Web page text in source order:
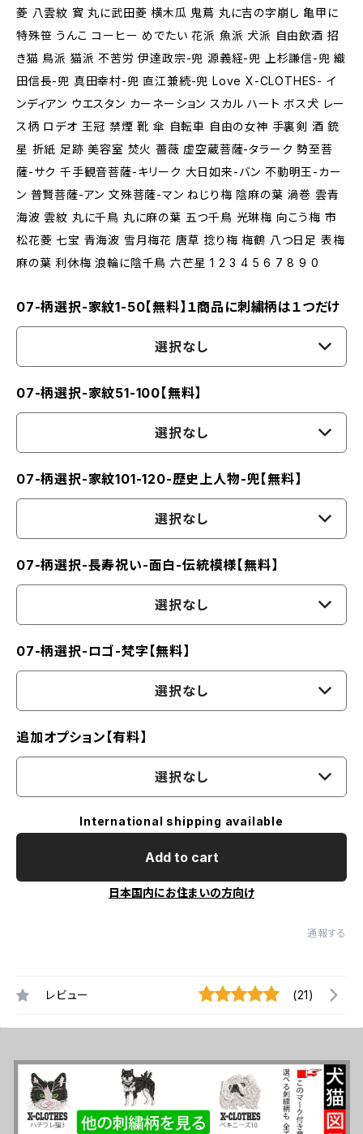
菱 八雲紋 寳 丸に武田菱 横木瓜 鬼蔦 丸に吉の字崩し 亀甲に
特殊笹 うんこ コーヒー めでたい 花派 魚派 犬派 自由飲酒 招
き猫 鳥派 猫派 不苦労 伊達政宗-兜 源義経-兜 上杉謙信-兜 織
田信長-兜 真田幸村-兜 直江兼続-兜 Love X-CLOTHES- イ
ンディアン ウエスタン カーネーション スカル ハート ボス犬 レー
ス柄 ロデオ 王冠 禁煙 靴 傘 自転車 自由の女神 手裏剣 酒 銃
星 折紙 足跡 美容室 焚火 薔薇 虚空蔵菩薩-タラーク 勢至菩
薩-サク 千手観音菩薩-キリーク 大日如来-バン 不動明王-カー
ン 普賢菩薩-アン 文殊菩薩-マン ねじり梅 陰麻の葉 渦巻 雲青
海波 雲紋 丸に千鳥 丸に麻の葉 五つ千鳥 光琳梅 向こう梅 市
松花菱 七宝 青海波 雪月梅花 唐草 捻り梅 梅鶴 八つ日足 表梅
麻の葉 利休梅 浪輪に陰千鳥 六芒星 1 2 3 4 5 6 7 8 9 0
07-柄選択-家紋1-50【無料】１商品に刺繍柄は１つだけ
選択なし
07-柄選択-家紋51-100【無料】
選択なし
07-柄選択-家紋101-120-歴史上人物-兜【無料】
選択なし
07-柄選択-長寿祝い-面白-伝統模様【無料】
選択なし
07-柄選択-ロゴ-梵字【無料】
選択なし
追加オプション【有料】
選択なし
International shipping available
Add to cart
日本国内にお住まいの方向け
通報する
レビュー (21)